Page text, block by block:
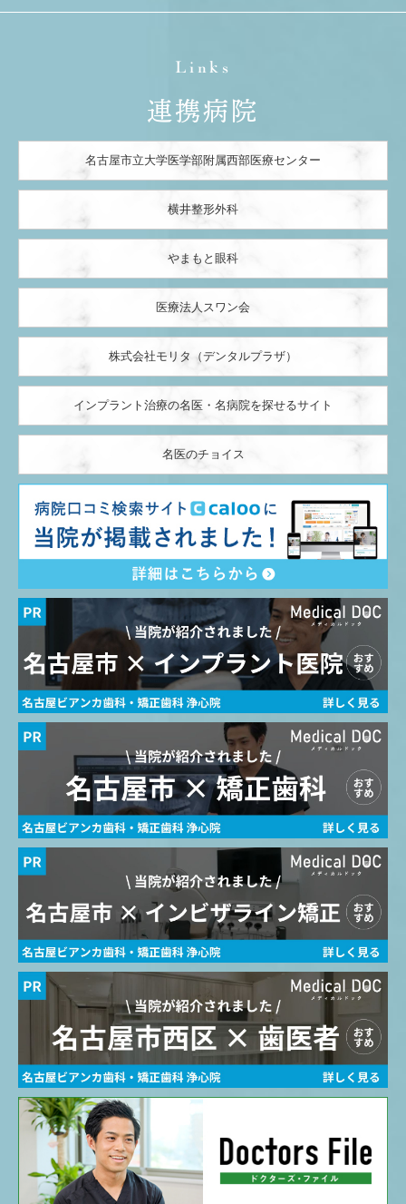
Links
連携病院
名古屋市立大学医学部附属西部医療センター
横井整形外科
やまもと眼科
医療法人スワン会
株式会社モリタ（デンタルプラザ）
インプラント治療の名医・名病院を探せるサイト
名医のチョイス